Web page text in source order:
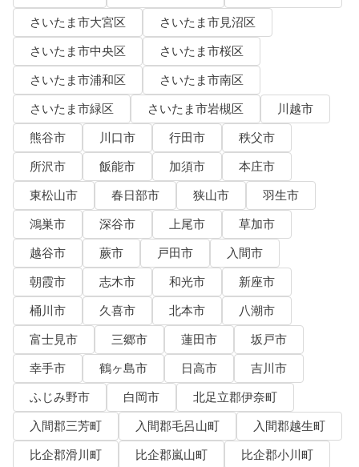
さいたま市大宮区
さいたま市見沼区
さいたま市中央区
さいたま市桜区
さいたま市浦和区
さいたま市南区
さいたま市緑区
さいたま市岩槻区
川越市
熊谷市
川口市 行田市
秩父市
所沢市
飯能市 加須市
本庄市
東松山市
春日部市 狭山市
羽生市
鴻巣市
深谷市 上尾市
草加市
越谷市
蕨市 戸田市
入間市
朝霞市
志木市 和光市
新座市
桶川市
久喜市 北本市
八潮市
富士見市
三郷市 蓮田市
坂戸市
幸手市
鶴ヶ島市 日高市
吉川市
ふじみ野市
白岡市
北足立郡伊奈町
入間郡三芳町
入間郡毛呂山町
入間郡越生町
比企郡滑川町
比企郡嵐山町
比企郡小川町